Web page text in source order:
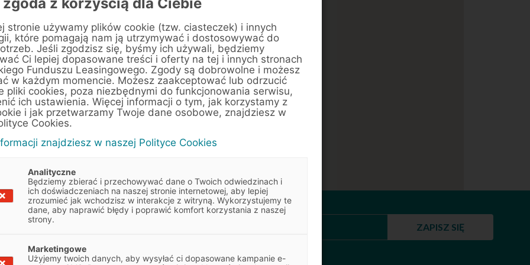
Jeep, MAXUS
ZAPISZ SIĘ
Obowiązek informacyjny
stronie używamy plików cookie (tzw. ciasteczek) i innych
które pomagają nam ją utrzymywać i dostosowywać do
Jeśli zgodzisz się, byśmy ich używali, będziemy
Ci lepiej dopasowane treści i oferty na tej i innych stronach
Funduszu Leasingowego. Zgody są dobrowolne i możesz
w każdym momencie. Możesz zaakceptować lub odrzucić
pliki cookies, poza niezbędnymi do funkcjonowania serwisu,
ich ustawienia. Więcej informacji o tym, jak korzystamy z
i jak przetwarzamy Twoje dane osobowe, znajdziesz w
Cookies.
znajdziesz w naszej Polityce Cookies
Analityczne
Będziemy zbierać i przechowywać dane o Twoich odwiedzinach i
ich doświadczeniach na naszej stronie internetowej, aby lepiej
zrozumieć jak wchodzisz w interakcje z witryną. Wykorzystujemy te
dane, aby naprawić błędy i poprawić komfort korzystania z naszej
strony.
Marketingowe
Użyjemy twoich danych, aby wysyłać ci dopasowane kampanie e-